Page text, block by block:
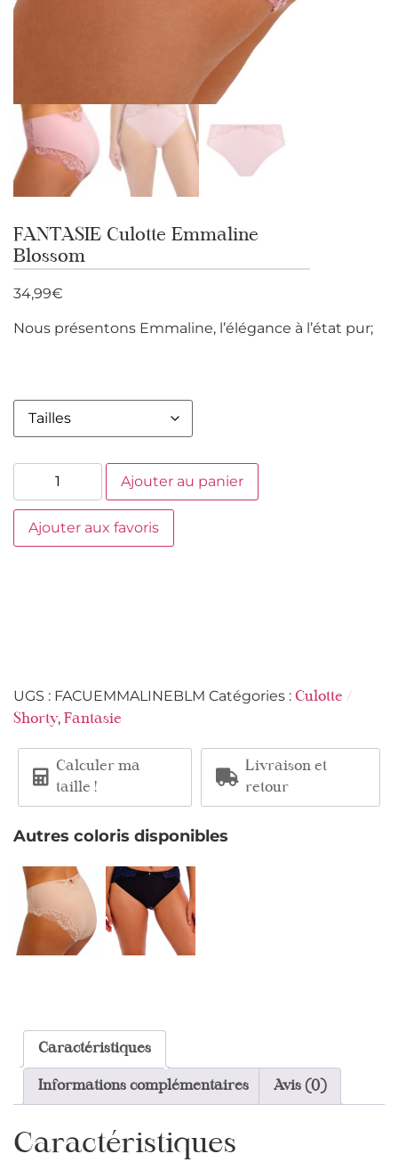
FANTASIE Culotte Emmaline
Blossom
34,99€
Nous présentons Emmaline, l’élégance à l’état pur;
Ajouter au panier
Ajouter aux favoris
UGS : FACUEMMALINEBLM Catégories : Culotte /
Shorty, Fantasie
Calculer ma
taille !
Livraison et
retour
Autres coloris disponibles
Caractéristiques
Informations complémentaires Avis (0)
Caractéristiques